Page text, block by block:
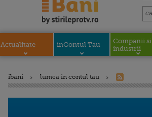
Actualitate inContul Tau
Companii si
industrii
ibani lumea in contul tau